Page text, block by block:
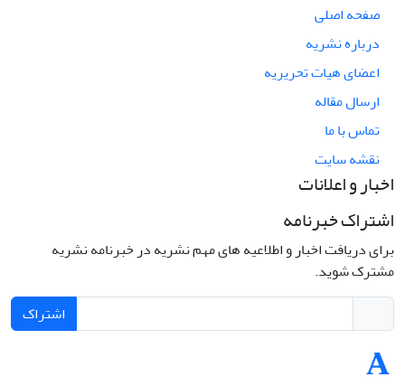
صفحه اصلی
درباره نشریه
اعضای هیات تحریریه
ارسال مقاله
تماس با ما
نقشه سایت
اخبار و اعلانات
اشتراک خبرنامه
برای دریافت اخبار و اطلاعیه های مهم نشریه در خبرنامه نشریه
مشترک شوید.
اشتراک